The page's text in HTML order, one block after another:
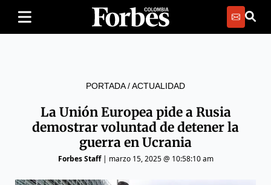
PORTADA/ACTUALIDAD
La Unión Europea pide a Rusia
demostrar voluntad de detener la
guerra en Ucrania
Forbes Staff| marzo 15, 2025 @ 10:58:10 am